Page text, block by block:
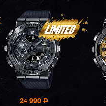
24 990 P